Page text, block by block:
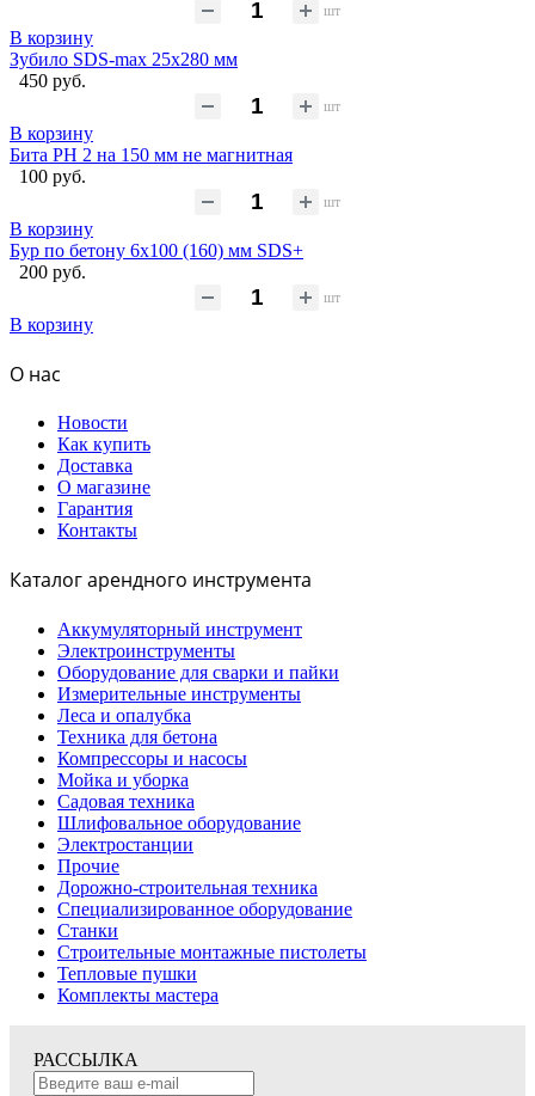
шт
В корзину
Зубило SDS-max 25х280 мм
450 руб.
шт
В корзину
Бита PH 2 на 150 мм не магнитная
100 руб.
шт
В корзину
Бур по бетону 6x100 (160) мм SDS+
200 руб.
шт
В корзину
О нас
Новости
Как купить
Доставка
О магазине
Гарантия
Контакты
Каталог арендного инструмента
Аккумуляторный инструмент
Электроинструменты
Оборудование для сварки и пайки
Измерительные инструменты
Леса и опалубка
Техника для бетона
Компрессоры и насосы
Мойка и уборка
Садовая техника
Шлифовальное оборудование
Электростанции
Прочие
Дорожно-строительная техника
Специализированное оборудование
Станки
Строительные монтажные пистолеты
Тепловые пушки
Комплекты мастера
РАССЫЛКА